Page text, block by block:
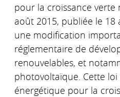
pour la croissance verte
août 2015, publiée le
une modification
réglementaire de
renouvelables, et
photovoltaïque. Cette
énergétique pour la